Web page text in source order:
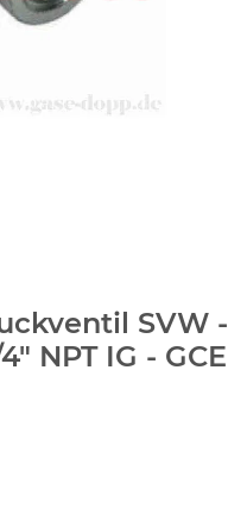
SVW -
NPT IG - GCE